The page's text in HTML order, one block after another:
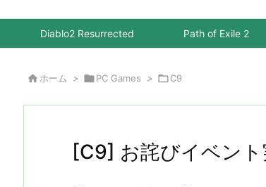
Diablo2 Resurrected Path of Exile 2
 ホーム > PC Games > C9
[C9] お詫びイベン